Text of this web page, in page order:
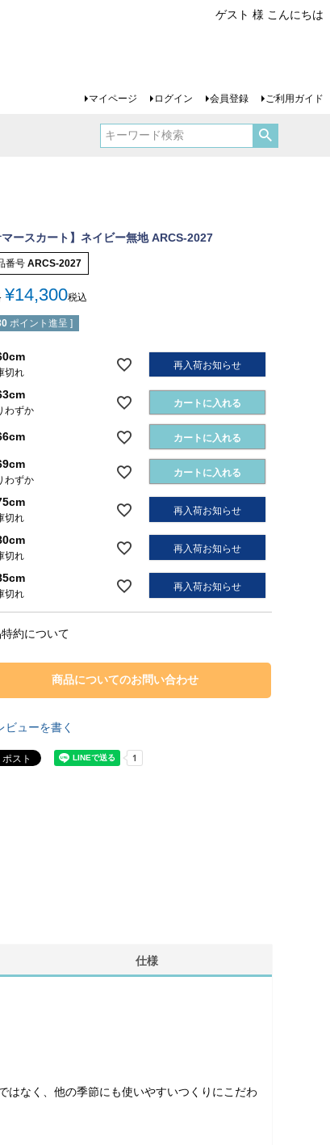
ゲスト 様 こんにちは
マイページ ログイン 会員登録 ご利用ガイド
マースカート】ネイビー無地 ARCS-2027
番号 ARCS-2027
¥14,300税込
ポイント進呈 ]
切れ
再入荷お知らせ
わずか
カートに入れる
カートに入れる
わずか
カートに入れる
切れ
再入荷お知らせ
切れ
再入荷お知らせ
切れ
再入荷お知らせ
約について
商品についてのお問い合わせ
ビューを書く
仕様
はなく、他の季節にも使いやすいつくりにこだわ